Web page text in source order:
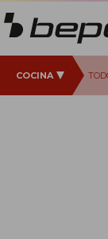
COCINA